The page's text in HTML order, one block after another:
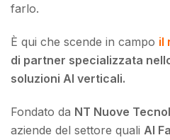
farlo.
È qui che scende in campo il
di partner specializzata
soluzioni AI verticali.
Fondato da NT Nuove
aziende del settore quali AI